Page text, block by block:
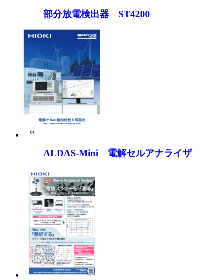
部分放電検出器 ST4200
ALDAS-Mini 電解セルアナライザ